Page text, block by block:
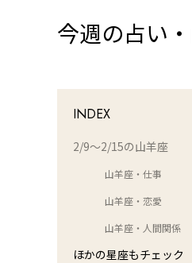
今週の占い
INDEX
2/9～2/15の山羊座
山羊座・仕事
山羊座・恋愛
山羊座・人間関係
ほかの星座もチェック